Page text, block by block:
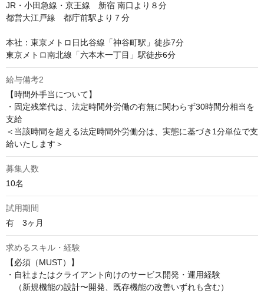
JR・小田急線・京王線　新宿 南口より８分
都営大江戸線　都庁前駅より７分
本社：東京メトロ日比谷線「神谷町駅」徒歩7分
東京メトロ南北線「六本木一丁目」駅徒歩6分
給与備考2
【時間外手当について】
・固定残業代は、法定時間外労働の有無に関わらず30時間分相当を
支給
＜当該時間を超える法定時間外労働分は、実態に基づき1分単位で支
給いたします＞
募集人数
10名
試用期間
有　3ヶ月
求めるスキル・経験
【必須（MUST）】
・自社またはクライアント向けのサービス開発・運用経験
（新規機能の設計〜開発、既存機能の改善いずれも含む）